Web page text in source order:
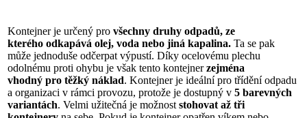
Kontejner je určený pro všechny druhy odpadů, ze
kterého odkapává olej, voda nebo jiná kapalina. Ta se pak
může jednoduše odčerpat výpustí. Díky ocelovému plechu
odolnému proti ohybu je však tento kontejnerzejména
vhodný pro těžký náklad. Kontejner je ideální pro třídění odpadu
a organizaci v rámci provozu, protože je dostupný v 5 barevných
variantách. Velmi užitečná je možnost stohovat až tři